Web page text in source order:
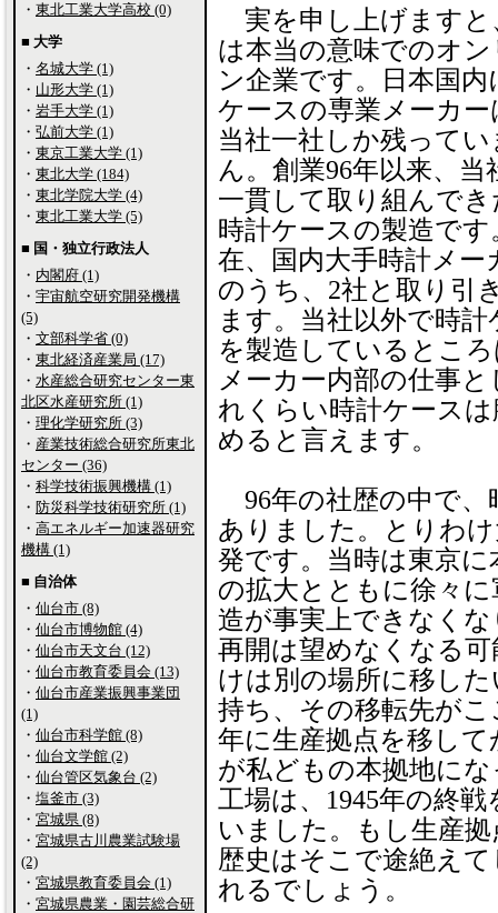
実を申し上げますと
は本当の意味でのオ
ン企業です。日本国内
ケースの専業メーカー
当社一社しか残ってい
ん。創業96年以来、当
一貫して取り組んで
時計ケースの製造です
在、国内大手時計メー
のうち、2社と取り引
ます。当社以外で時計
を製造しているとこ
メーカー内部の仕事
れくらい時計ケース
めると言えます。
96年の社歴の中で、
ありました。とりわ
発です。当時は東京
の拡大とともに徐々
造が事実上できなく
再開は望めなくなる
けは別の場所に移し
持ち、その移転先がこ
年に生産拠点を移し
が私どもの本拠地に
工場は、1945年の終
いました。もし生産
歴史はそこで途絶え
れるでしょう。
・ 東北工業大学高校 (0)
■ 大学
・ 名城大学 (1)
・ 山形大学 (1)
・ 岩手大学 (1)
・ 弘前大学 (1)
・ 東京工業大学 (1)
・ 東北大学 (184)
・ 東北学院大学 (4)
・ 東北工業大学 (5)
■ 国・独立行政法人
・ 内閣府 (1)
・ 宇宙航空研究開発機構
(5)
・ 文部科学省 (0)
・ 東北経済産業局 (17)
・ 水産総合研究センター東
北区水産研究所 (1)
・ 理化学研究所 (3)
・ 産業技術総合研究所東北
センター (36)
・ 科学技術振興機構 (1)
・ 防災科学技術研究所 (1)
・ 高エネルギー加速器研究
機構 (1)
■ 自治体
・ 仙台市 (8)
・ 仙台市博物館 (4)
・ 仙台市天文台 (12)
・ 仙台市教育委員会 (13)
・ 仙台市産業振興事業団
(1)
・ 仙台市科学館 (8)
・ 仙台文学館 (2)
・ 仙台管区気象台 (2)
・ 塩釜市 (3)
・ 宮城県 (8)
・ 宮城県古川農業試験場
(2)
・ 宮城県教育委員会 (1)
・ 宮城県農業・園芸総合研